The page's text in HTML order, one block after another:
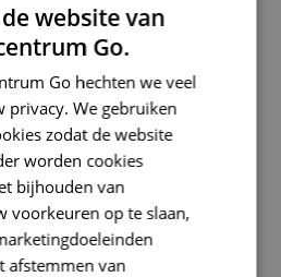
direct in een traject dat
niet meer op een los F‑gassen
jou als monteur of
hangen sterk af van waar jij nu
website van
Go.
Go hechten we veel
privacy. We gebruiken
zodat de website
worden cookies
bijhouden van
voorkeuren op te slaan,
afstemmen van